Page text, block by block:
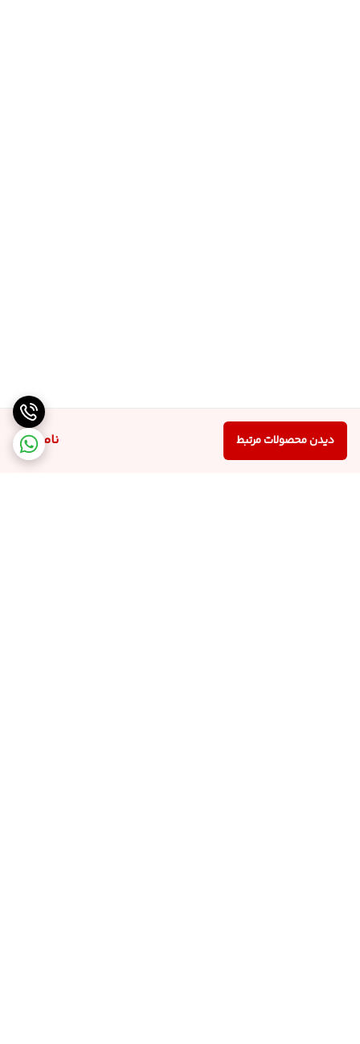
ناموجود دیدن محصولات مرتبط